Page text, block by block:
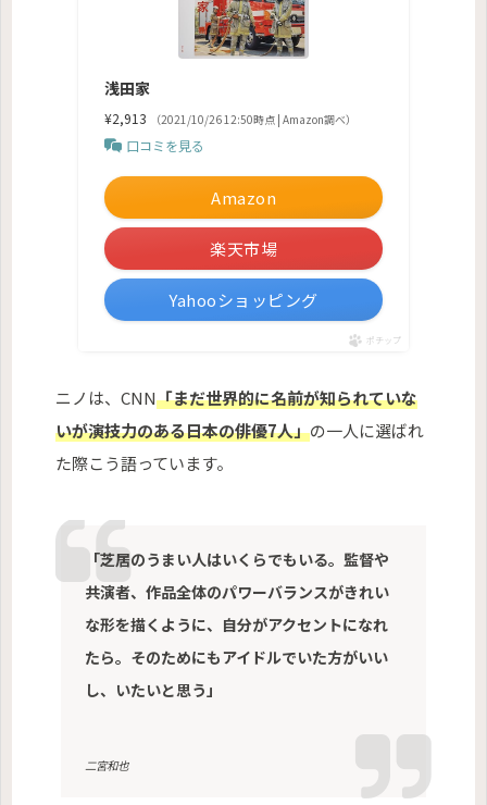
浅田家
¥2,913 （2021/10/26 12:50時点 | Amazon調べ）
口コミを見る
Amazon
楽天市場
Yahooショッピング
ポチップ
ニノは、CNN「まだ世界的に名前が知られていな
いが演技力のある日本の俳優7人」の一人に選ばれ
た際こう語っています。
「芝居のうまい人はいくらでもいる。監督や
共演者、作品全体のパワーバランスがきれい
な形を描くように、自分がアクセントになれ
たら。そのためにもアイドルでいた方がいい
し、いたいと思う」
二宮和也